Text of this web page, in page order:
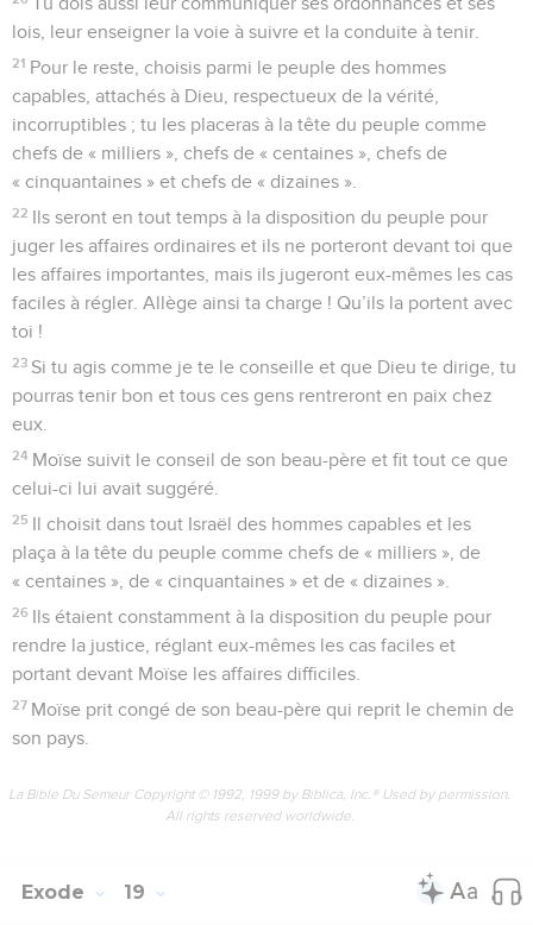
lois, leur enseigner la voie à suivre et la conduite à tenir.
21 Pour le reste, choisis parmi le peuple des hommes
capables, attachés à Dieu, respectueux de la vérité,
incorruptibles ; tu les placeras à la tête du peuple comme
chefs de « milliers », chefs de « centaines », chefs de
« cinquantaines » et chefs de « dizaines ».
22 Ils seront en tout temps à la disposition du peuple pour
juger les affaires ordinaires et ils ne porteront devant toi que
les affaires importantes, mais ils jugeront eux-mêmes les cas
faciles à régler. Allège ainsi ta charge ! Qu’ils la portent avec
toi !
23 Si tu agis comme je te le conseille et que Dieu te dirige, tu
pourras tenir bon et tous ces gens rentreront en paix chez
eux.
24 Moïse suivit le conseil de son beau-père et fit tout ce que
celui-ci lui avait suggéré.
25 Il choisit dans tout Israël des hommes capables et les
plaça à la tête du peuple comme chefs de « milliers », de
« centaines », de « cinquantaines » et de « dizaines ».
26 Ils étaient constamment à la disposition du peuple pour
rendre la justice, réglant eux-mêmes les cas faciles et
portant devant Moïse les affaires difficiles.
27 Moïse prit congé de son beau-père qui reprit le chemin de
son pays.
La Bible Du Semeur Copyright © 1992, 1999 by Biblica, Inc.® Used by permission.
All rights reserved worldwide.
Exode 19